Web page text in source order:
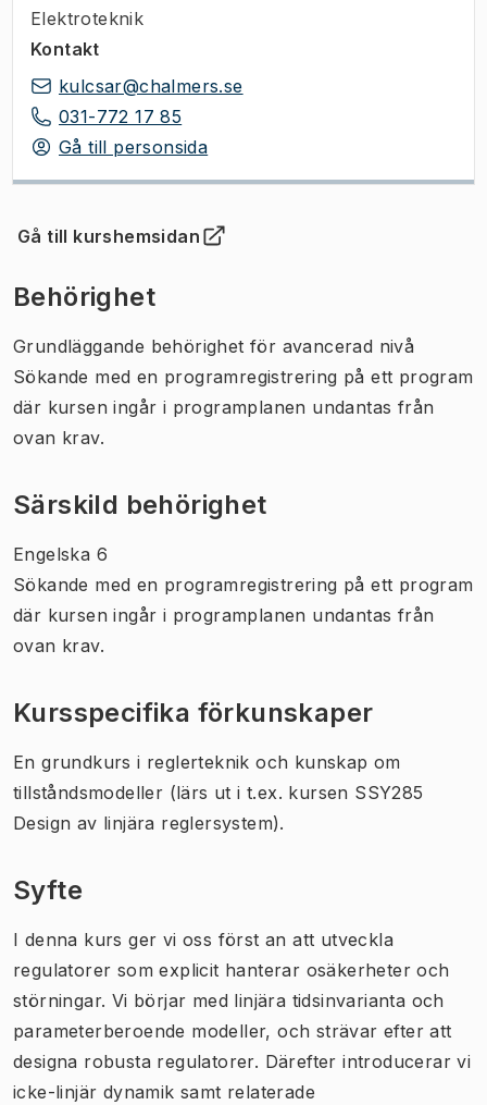
Elektroteknik
Kontakt
kulcsar@chalmers.se
031-772 17 85
Gå till personsida
Gå till kurshemsidan
(Öppnas i ny flik)
Behörighet
Grundläggande behörighet för avancerad nivå
Sökande med en programregistrering på ett program
där kursen ingår i programplanen undantas från
ovan krav.
Särskild behörighet
Engelska 6
Sökande med en programregistrering på ett program
där kursen ingår i programplanen undantas från
ovan krav.
Kursspecifika förkunskaper
En grundkurs i reglerteknik och kunskap om
tillståndsmodeller (lärs ut i t.ex. kursen SSY285
Design av linjära reglersystem).
Syfte
I denna kurs ger vi oss först an att utveckla
regulatorer som explicit hanterar osäkerheter och
störningar. Vi börjar med linjära tidsinvarianta och
parameterberoende modeller, och strävar efter att
designa robusta regulatorer. Därefter introducerar vi
icke-linjär dynamik samt relaterade